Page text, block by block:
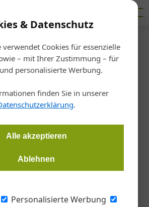
& Datenschutz
verwendet Cookies für essenzielle
– mit Ihrer Zustimmung – für
personalisierte Werbung.
finden Sie in unserer
.
Alle akzeptieren
Ablehnen
Personalisierte Werbung
Startseite /Markt
Messe
Branchentreffs im
Frühjahr
in Leipzig mit der Intec und Z parallel